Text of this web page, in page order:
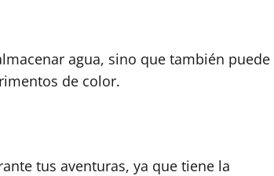
agua, sino que también puede
de color.
tus aventuras, ya que tiene la